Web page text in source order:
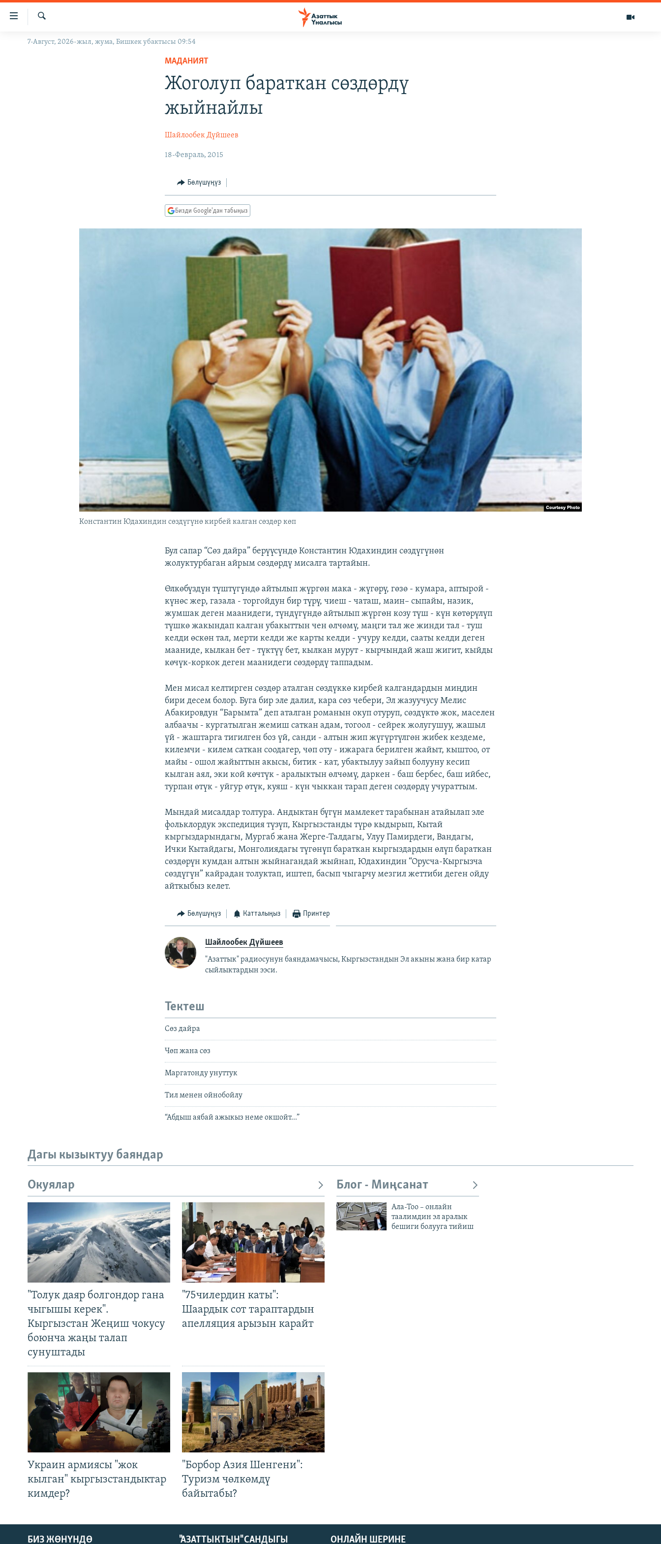
Линктер
Мазмунга
Навигацияга
ЖАҢЫЛЫКТАР
Издөө
7-Август, 2026-жыл, жума, Бишкек убактысы 09:54
МАДАНИЯТ
Жоголуп бараткан сөздөрдү
жыйнайлы
Шайлообек Дүйшеев
18-Февраль, 2015
Бөлүшүңүз
Бизди Google'дан табыңыз
Константин Юдахиндин сөздүгүнө кирбей калган сөздөр көп
Бул сапар “Сөз дайра” берүүсүндө Константин Юдахиндин сөздүгүнөн
жолуктурбаган айрым сөздөрдү мисалга тартайын.
Өлкөбүздүн түштүгүндө айтылып жүргөн мака - жүгөрү, гөзө - кумара, аптырой -
күнөс жер, газала - торгойдун бир түрү, чиеш - чаташ, маин– сыпайы, назик,
жумшак деген маанидеги, түндүгүндө айтылып жүргөн козу түш - күн көтөрүлүп
түшкө жакындап калган убакыттын чен өлчөмү, маңги тал же жинди тал - туш
келди өскөн тал, мерти келди же карты келди - учуру келди, сааты келди деген
мааниде, кылкан бет - түктүү бет, кылкан мурут - кырчындай жаш жигит, кыйды
көчүк-коркок деген маанидеги сөздөрдү таппадым.
Мен мисал келтирген сөздөр аталган сөздүккө кирбей калгандардын миңдин
бири десем болор. Буга бир эле далил, кара сөз чебери, Эл жазуучусу Мелис
Абакировдун “Барымта” деп аталган романын окуп отуруп, сөздүктө жок, маселен
албаачы - кургатылган жемиш саткан адам, тогоол - сейрек жолугушуу, жашыл
үй - жаштарга тигилген боз үй, санди - алтын жип жүгүртүлгөн жибек кездеме,
килемчи - килем саткан соодагер, чөп оту - ижарага берилген жайыт, кыштоо, от
майы - ошол жайыттын акысы, битик - кат, убактылуу зайып болууну кесип
кылган аял, эки кой көчтүк - аралыктын өлчөмү, даркен - баш бербес, баш ийбес,
турпан өтүк - уйгур өтүк, куяш - күн чыккан тарап деген сөздөрдү учураттым.
Мындай мисалдар толтура. Андыктан бүгүн мамлекет тарабынан атайылап эле
фольклордук экспедиция түзүп, Кыргызстанды түрө кыдырып, Кытай
кыргыздарындагы, Мургаб жана Жерге-Талдагы, Улуу Памирдеги, Вандагы,
Ички Кытайдагы, Монголиядагы түгөнүп бараткан кыргыздардын өлүп бараткан
сөздөрүн кумдан алтын жыйнагандай жыйнап, Юдахиндин “Орусча-Кыргызча
сөздүгүн” кайрадан толуктап, иштеп, басып чыгарчу мезгил жеттиби деген ойду
айткыбыз келет.
Бөлүшүңүз Катталыңыз Принтер
Шайлообек Дүйшеев
"Азаттык" радиосунун баяндамачысы, Кыргызстандын Эл акыны жана бир катар
сыйлыктардын ээси.
Тектеш
Сөз дайра
Чөп жана сөз
Маргатонду унуттук
Тил менен ойнобойлу
“Абдыш аябай ажыкыз неме окшойт...”
Дагы кызыктуу баяндар
Окуялар
"Толук даяр болгондор гана
чыгышы керек".
Кыргызстан Жеңиш чокусу
боюнча жаңы талап
сунуштады
"75чилердин каты":
Шаардык сот тараптардын
апелляция арызын карайт
Украин армиясы "жок
кылган" кыргызстандыктар
кимдер?
"Борбор Азия Шенгени":
Туризм чөлкөмдү
байытабы?
Блог - Миңсанат
Ала-Тоо – онлайн
таалимдин эл аралык
бешиги болууга тийиш
ОНЛАЙН ШЕРИНЕ
БИЗ ЖӨНҮНДӨ "АЗАТТЫКТЫН" САНДЫГЫ